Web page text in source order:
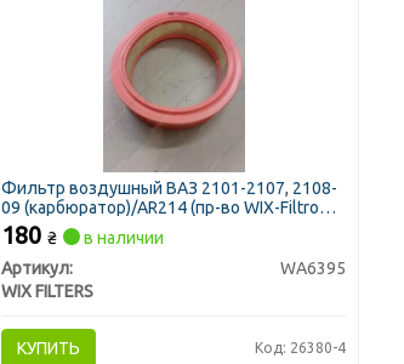
Фильтр воздушный ВАЗ 2101-2107, 2108-
09 (карбюратор)/AR214 (пр-во WIX-Filtron
UA)
180₴
в наличии
Артикул:
WA6395
WIX FILTERS
КУПИТЬ Код: 26380-4